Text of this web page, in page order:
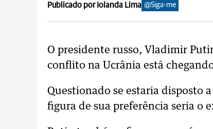
Publicado por Iolanda Lima @Siga-me
O presidente russo, Vladimir
conflito na Ucrânia está
Questionado se estaria disposto
figura de sua preferência seria o